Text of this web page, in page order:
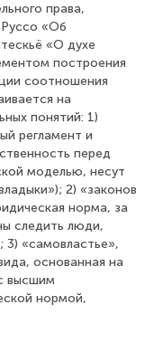
права,
«Об
«О духе
построения
соотношения
на
понятий: 1)
регламент и
перед
моделью, несут
2) «законов
норма, за
следить люди,
«самовластье»,
основанная на
высшим
нормой,